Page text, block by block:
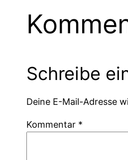
Schreibe
Deine E-Mail-Adresse
Kommentar *